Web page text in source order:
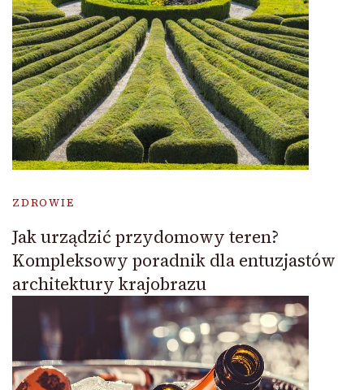
ZDROWIE
Jak urządzić przydomowy teren?
Kompleksowy poradnik dla entuzjastów
architektury krajobrazu